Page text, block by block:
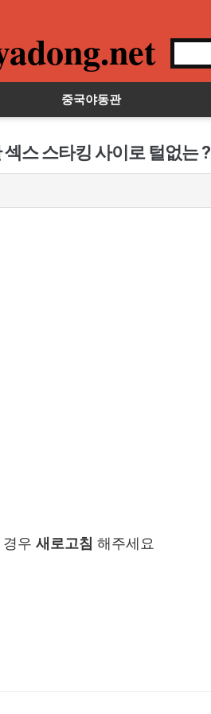
중국야동관
스 스타킹 사이로 털없는 ?
우 새로고침 해주세요